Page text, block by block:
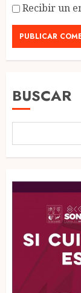
Recibir un
BUSCAR